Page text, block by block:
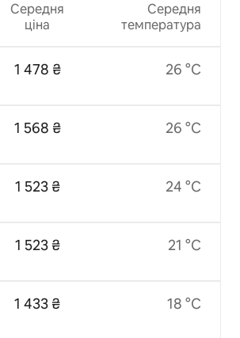
Середня
ціна
1 478 ₴
1 568 ₴
1 523 ₴
1 523 ₴
1 433 ₴
Середня
температура
26 °C
26 °C
24 °C
21 °C
18 °C